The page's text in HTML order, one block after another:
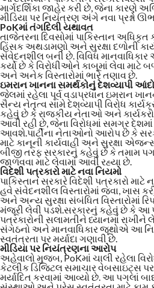
માર્ગદર્શિકા જાહેર કરી છે, જેના કારણે
મીડિયા પર નિયંત્રણ અંગે નવા પ્રશ્નો
PoKમાં તંગદિલી યથાવત
તાજેતરના દિવસોમાં પાકિસ્તાન અધિકૃત
હિંસક અથડામણો અને સુરક્ષા દળોની
સંવેદનશીલ બની છે. વિવિધ
કર્યો છે કે વિરોધીઓને કાબૂમાં લેવા માટે
અને અનેક વિસ્તારોમાં ભારે તણાવ છે.
ઇમરાન ખાનના સમર્થકોનું દેશવ્યાપી
જેલમાં રહેલા પૂર્વ વડાપ્રધાન ઇમરાન
સૈન્ય નેતૃત્વ સામે દેશવ્યાપી વિરોધ
કહેવું છે કે રાજકીય નેતાઓ અને કાર્યકરો
આવી રહી છે, જેના વિરોધમાં સમગ્ર દેશમાં
આવશે.પાર્ટીના નેતાઓનો આરોપ છે કે
માટે કાનૂની કાર્યવાહી અને સુરક્ષા
બીજી તરફ સરકારનું કહેવું છે કે તમામ
જાળવવા માટે લેવામાં આવી રહ્યા છે.
વિદેશી પત્રકારો માટે નવા નિયમો
પાકિસ્તાન સરકારે વિદેશી પત્રકારો માટે
હવે સંવેદનશીલ વિસ્તારોમાં જવા, ખાસ
અને અન્ય સુરક્ષા સંબંધિત વિસ્તારોમાં
મંજૂરી લેવી પડશે.સરકારનું કહેવું છે કે આ
પત્રકારોની સલામતીને ધ્યાનમાં રાખીને
સંગઠનો અને માનવાધિકાર જૂથોએ આ
સ્વતંત્રતા પર મર્યાદા ગણાવી છે.
મીડિયા પર નિયંત્રણના આરોપ
અહેવાલો મુજબ, PoKમાં ચાલી રહેલા
કેટલીક ડિજિટલ સમાચાર વેબસાઇટ્સ
મર્યાદિત કરવામાં આવ્યો છે. આ પગલાં